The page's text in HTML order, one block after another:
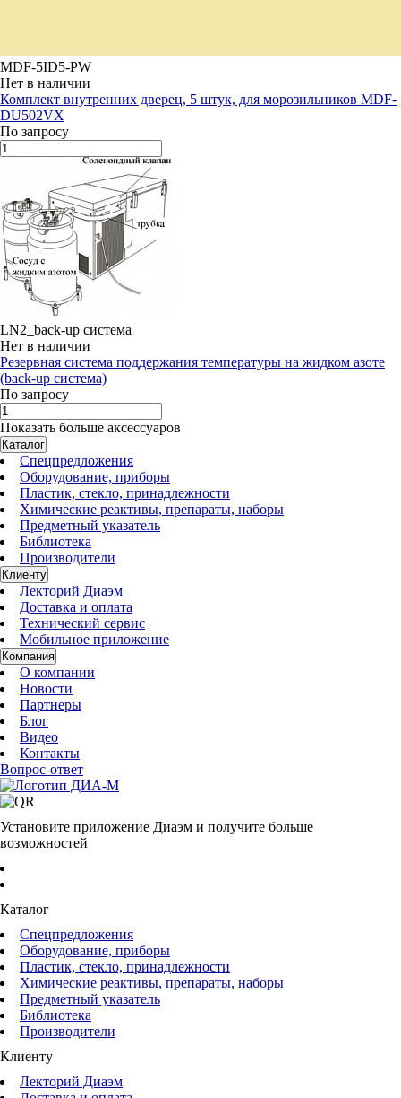
MDF-5ID5-PW
Нет в наличии
Комплект внутренних дверец, 5 штук, для морозильников MDF-
DU502VХ
По запросу
LN2_back-up система
Нет в наличии
Резервная система поддержания температуры на жидком азоте
(back-up система)
По запросу
Показать больше аксессуаров
Каталог
Спецпредложения
Оборудование, приборы
Пластик, стекло, принадлежности
Химические реактивы, препараты, наборы
Предметный указатель
Библиотека
Производители
Клиенту
Лекторий Диаэм
Доставка и оплата
Технический сервис
Мобильное приложение
Компания
О компании
Новости
Партнеры
Блог
Видео
Контакты
Вопрос-ответ
Установите приложение Диаэм и получите больше
возможностей
Каталог
Спецпредложения
Оборудование, приборы
Пластик, стекло, принадлежности
Химические реактивы, препараты, наборы
Предметный указатель
Библиотека
Производители
Клиенту
Лекторий Диаэм